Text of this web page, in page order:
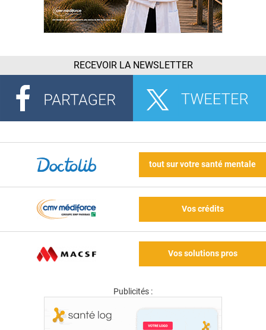
RECEVOIR LA NEWSLETTER
tout sur votre santé mentale
Vos crédits
Vos solutions pros
Publicités :